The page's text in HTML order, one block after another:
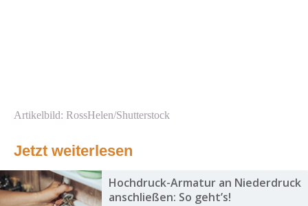
Artikelbild: RossHelen/Shutterstock
Jetzt weiterlesen
Hochdruck-Armatur an Niederdruck
anschließen: So geht’s!